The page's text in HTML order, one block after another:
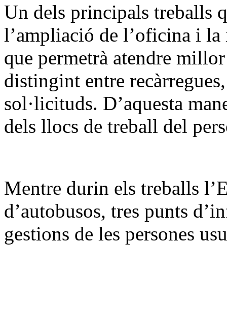
Un dels principals treballs
l’ampliació de l’oficina i la
que permetrà atendre
distingint entre
sol·licituds. D’aquesta
dels llocs de treball del
Mentre durin els treballs
d’autobusos, tres punts
gestions de les persones